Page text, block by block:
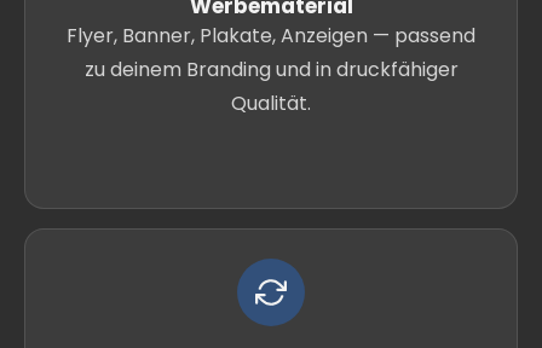
Werbematerial
Flyer, Banner, Plakate, Anzeigen — passend
zu deinem Branding und in druckfähiger
Qualität.